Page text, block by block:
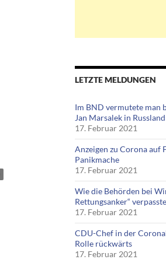
LETZTE MELDUNGEN
Im BND vermutete man
Jan Marsalek in
17. Februar 2021
Anzeigen zu Corona auf
Panikmache
17. Februar 2021
Wie die Behörden bei
Rettungsanker“
17. Februar 2021
CDU-Chef in der
Rolle rückwärts
17. Februar 2021